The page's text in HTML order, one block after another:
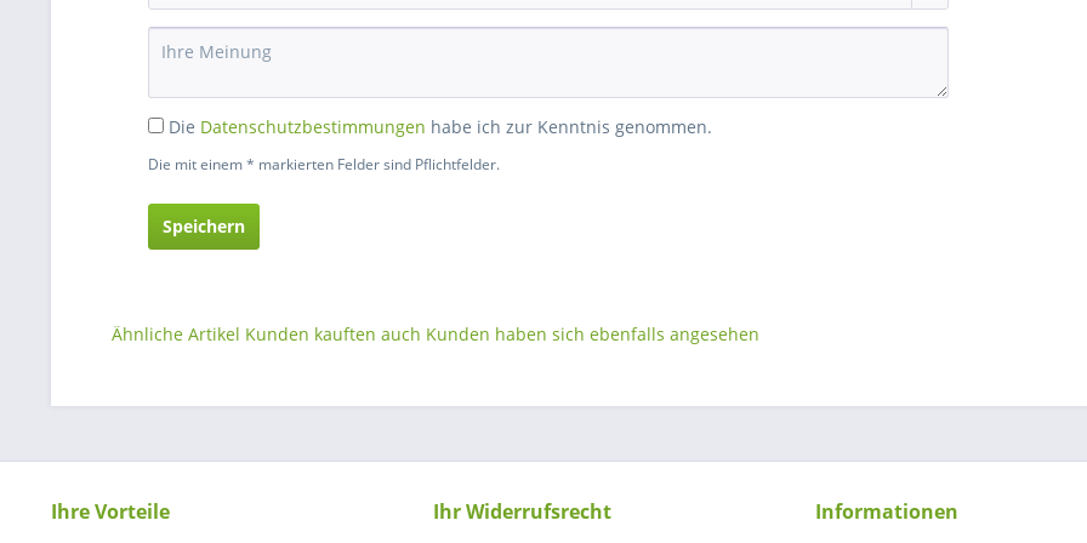
Die Datenschutzbestimmungen habe ich zur Kenntnis genommen.
Die mit einem * markierten Felder sind Pflichtfelder.
Speichern
Ähnliche Artikel Kunden kauften auch Kunden haben sich ebenfalls angesehen
Ihre Vorteile Ihr Widerrufsrecht Informationen